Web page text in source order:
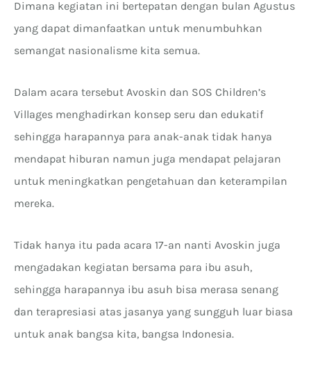
Dimana kegiatan ini bertepatan dengan bulan Agustus
yang dapat dimanfaatkan untuk menumbuhkan
semangat nasionalisme kita semua.
Dalam acara tersebut Avoskin dan SOS Children’s
Villages menghadirkan konsep seru dan edukatif
sehingga harapannya para anak-anak tidak hanya
mendapat hiburan namun juga mendapat pelajaran
untuk meningkatkan pengetahuan dan keterampilan
mereka.
Tidak hanya itu pada acara 17-an nanti Avoskin juga
mengadakan kegiatan bersama para ibu asuh,
sehingga harapannya ibu asuh bisa merasa senang
dan terapresiasi atas jasanya yang sungguh luar biasa
untuk anak bangsa kita, bangsa Indonesia.